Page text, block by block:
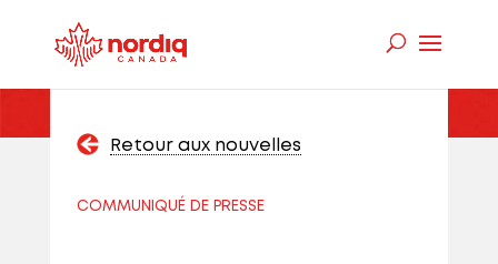
Retour aux nouvelles
COMMUNIQUÉ DE PRESSE